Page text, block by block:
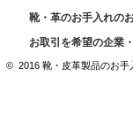
靴・革のお手入れの
お取引を希望の企業
© 2016 靴・皮革製品のお手